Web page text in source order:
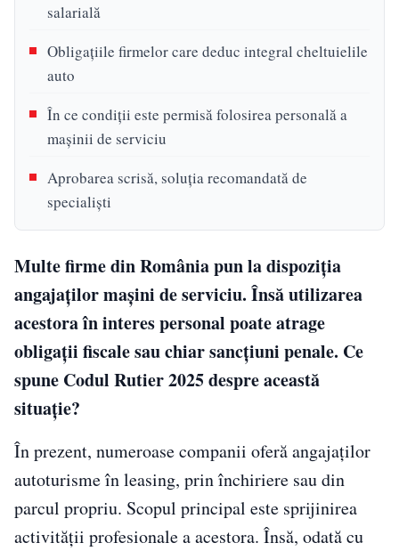
salarială
Obligațiile firmelor care deduc integral cheltuielile
auto
În ce condiții este permisă folosirea personală a
mașinii de serviciu
Aprobarea scrisă, soluția recomandată de
specialiști
Multe firme din România pun la dispoziția
angajaților mașini de serviciu. Însă utilizarea
acestora în interes personal poate atrage
obligații fiscale sau chiar sancțiuni penale. Ce
spune Codul Rutier 2025 despre această
situație?
În prezent, numeroase companii oferă angajaților
autoturisme în leasing, prin închiriere sau din
parcul propriu. Scopul principal este sprijinirea
activității profesionale a acestora. Însă, odată cu